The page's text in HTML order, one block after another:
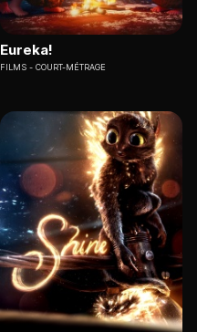
Eureka!
FILMS COURT-MÉTRAGE